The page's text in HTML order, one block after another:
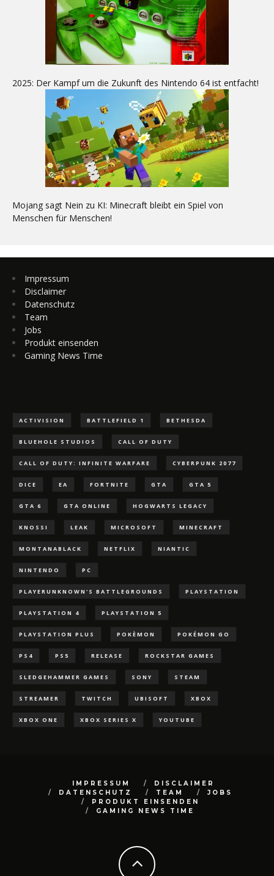
2025: Der Kampf um die Zukunft des Nintendo 64 ist entfacht!
Mojang sagt Nein zu KI: Minecraft bleibt ein Spiel von
Menschen für Menschen!
Impressum
Disclaimer
Datenschutz
Team
Jobs
Produkt einsenden
Gaming News Time
ACTIVISION BATTLEFIELD 1 BETHESDA
BLUEHOLE STUDIOS CALL OF DUTY
CALL OF DUTY: INFINITE WARFARE CYBERPUNK 2077
DICE EA FORTNITE GTA GTA 5
GTA 6 GTA ONLINE HOGWARTS LEGACY
KNOSSI LEAK MICROSOFT MINECRAFT
MONTANABLACK NETFLIX NIANTIC
NINTENDO PC
PLAYERUNKNOWN'S BATTLEGROUNDS PLAYSTATION
PLAYSTATION 4 PLAYSTATION 5
PLAYSTATION PLUS POKÈMON POKÉMON GO
PS4 PS5 RELEASE ROCKSTAR GAMES
SLEDGEHAMMER GAMES SONY STEAM
STREAMER TWITCH UBISOFT XBOX
XBOX ONE XBOX SERIES X YOUTUBE
IMPRESSUM
DISCLAIMER
DATENSCHUTZ
TEAM
JOBS
PRODUKT EINSENDEN
GAMING NEWS TIME